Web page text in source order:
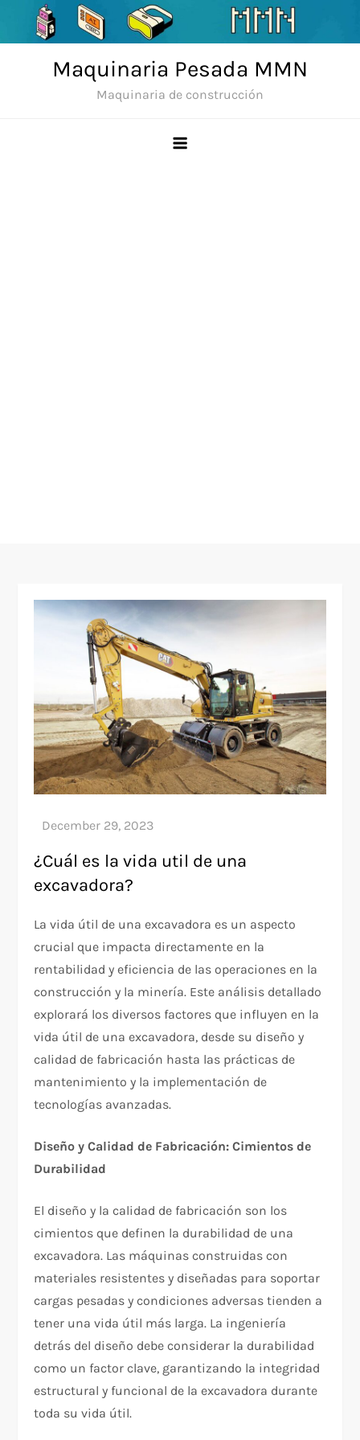
Maquinaria Pesada MMN
Maquinaria de construcción
¿Cuál es la vida util de una
excavadora?
La vida útil de una excavadora es un aspecto
crucial que impacta directamente en la
rentabilidad y eficiencia de las operaciones en la
construcción y la minería. Este análisis detallado
explorará los diversos factores que influyen en la
vida útil de una excavadora, desde su diseño y
calidad de fabricación hasta las prácticas de
mantenimiento y la implementación de
tecnologías avanzadas.
Diseño y Calidad de Fabricación: Cimientos de
Durabilidad
El diseño y la calidad de fabricación son los
cimientos que definen la durabilidad de una
excavadora. Las máquinas construidas con
materiales resistentes y diseñadas para soportar
cargas pesadas y condiciones adversas tienden a
tener una vida útil más larga. La ingeniería
detrás del diseño debe considerar la durabilidad
como un factor clave, garantizando la integridad
estructural y funcional de la excavadora durante
toda su vida útil.